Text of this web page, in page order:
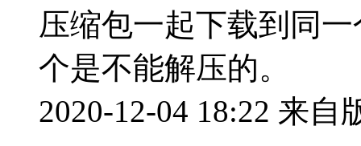
压缩包一起下载到同
个是不能解压的。
2020-12-04 18:22 来自